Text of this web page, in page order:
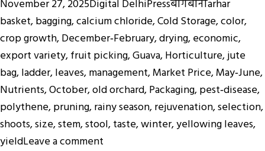
Posted
on
November 27, 2025Author
Digital DelhiPressCategories
बागबानीTags
arhar
basket,bagging,calcium chloride,Cold Storage,color,
crop growth,December‑February,drying,economic,
export variety,fruit picking,Guava,Horticulture,jute
bag,ladder,leaves,management,Market Price,May‑June,
Nutrients,October,old orchard,Packaging,pest‑disease,
polythene,pruning,rainy season,rejuvenation,selection,
shoots,size,stem,stool,taste,winter,yellowing leaves,
yieldLeave a comment